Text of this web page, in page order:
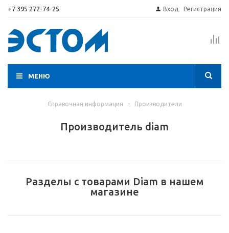
+7 395 272-74-25 Вход Регистрация
МЕНЮ
Справочная информация - Производители
Производитель diam
Разделы с товарами Diam в нашем
магазине